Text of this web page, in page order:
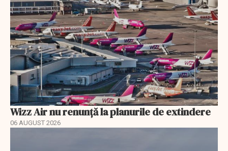
Wizz Air nu renunță la planurile de extindere
06 AUGUST 2026